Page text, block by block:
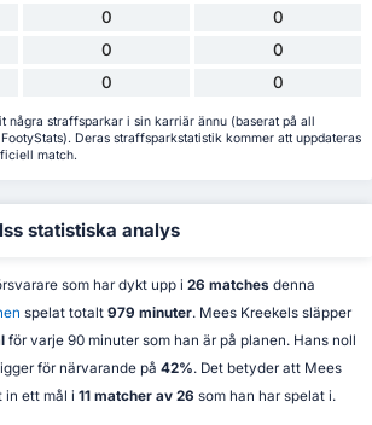
0 0
0 0
0 0
några straffsparkar i sin karriär ännu (baserat på all
Deras straffsparkstatistik kommer att uppdateras
match.
statistiska analys
som har dykt upp i 26 matches denna
spelat totalt 979 minuter. Mees Kreekels släpper
för varje 90 minuter som han är på planen. Hans noll
för närvarande på 42%. Det betyder att Mees
in ett mål i 11 matcher av 26 som han har spelat i.